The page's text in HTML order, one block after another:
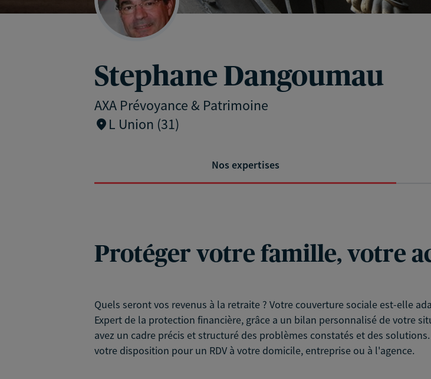
Stephane Dangoumau
AXA Prévoyance & Patrimoine
L Union (31)
Nos expertises
Protéger votre famille, votre
Quels seront vos revenus à la retraite ? Votre couverture sociale est-elle
Expert de la protection financière, grâce a un bilan personnalisé de votre
avez un cadre précis et structuré des problèmes constatés et des
votre disposition pour un RDV à votre domicile, entreprise ou à l'agence.